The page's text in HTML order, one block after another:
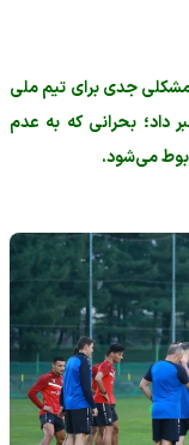
مشکلی جدی برای تیم ملی
پیش از حضور در جام جهانی 2026 خبر داد؛ بحرانی که به عدم
می‌شود.